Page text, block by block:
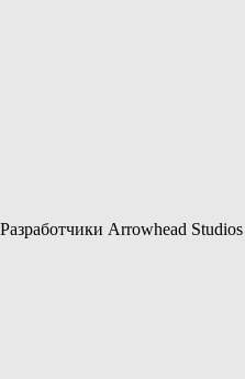
Arrowhead